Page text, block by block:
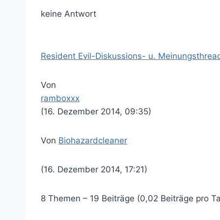
keine Antwort
Resident Evil-Diskussions- u.
Von
ramboxxx
(16. Dezember 2014, 09:35)
Von Biohazardcleaner
(16. Dezember 2014, 17:21)
8 Themen – 19 Beiträge (0,02 Beiträge pro